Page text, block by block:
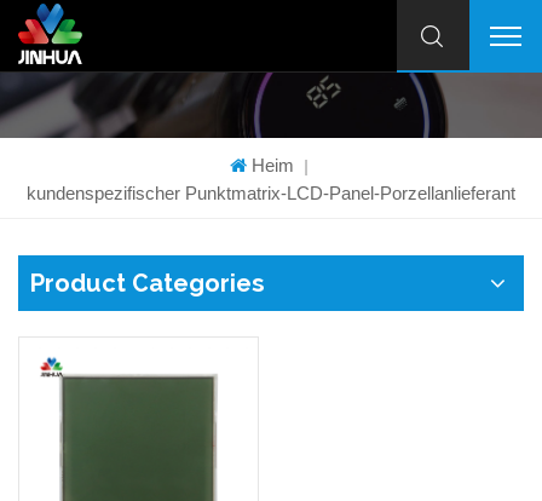
Heim |
kundenspezifischer Punktmatrix-LCD-Panel-Porzellanlieferant
Product Categories